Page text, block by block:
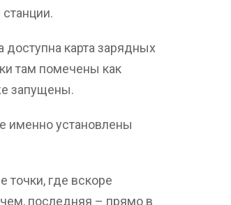
карта зарядных
там помечены как
запущены.
именно установлены
точки, где вскоре
последняя – прямо в